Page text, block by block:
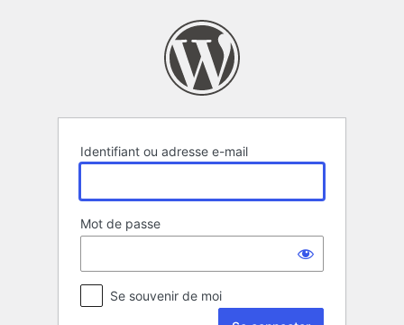
Identifiant ou adresse e-mail
Mot de passe
Se souvenir de moi